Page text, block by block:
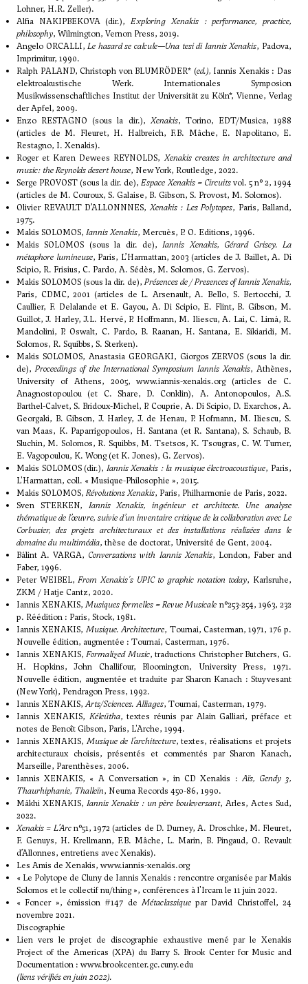
Lohner, H.R. Zeller).
Alfia NAKIPBEKOVA (dir.),Exploring Xenakis : performance, practice,
philosophy, Wilmington, Vernon Press, 2019.
Angelo ORCALLI,Le hasard se calcule—Una tesi di Iannis Xenakis, Padova,
Imprimitur, 1990.
Ralph PALAND, Christoph von BLUMRÖDER* (ed.), Iannis Xenakis : Das
elektroakustische Werk. Internationales Symposion
Musikwissenschaftliches Institut der Universität zu Köln*, Vienne, Verlag
der Apfel, 2009.
Enzo RESTAGNO (sous la dir.),Xenakis, Torino, EDT/Musica, 1988
(articles de M. Fleuret, H. Halbreich, F.B. Mâche, E. Napolitano, E.
Restagno, I. Xenakis).
Roger et Karen Dewees REYNOLDS,Xenakis creates in architecture and
music: the Reynolds desert house, New York, Routledge, 2022.
Serge PROVOST (sous la dir. de),Espace Xenakis = Circuitsvol. 5 n° 2, 1994
(articles de M. Couroux, S. Galaise, B. Gibson, S. Provost, M. Solomos).
Olivier REVAULT D’ALLONNNES,Xenakis : Les Polytopes, Paris, Balland,
1975.
Makis SOLOMOS, Iannis Xenakis, Mercuès, P. O. Editions, 1996.
Makis SOLOMOS (sous la dir. de),Iannis Xenakis, Gérard Grisey. La
métaphore lumineuse, Paris, L’Harmattan, 2003 (articles de J. Baillet, A. Di
Scipio, R. Frisius, C. Pardo, A. Sédès, M. Solomos, G. Zervos).
Makis SOLOMOS (sous la dir. de),Présences de / Presences of Iannis Xenakis,
Paris, CDMC, 2001 (articles de L. Arsenault, A. Bello, S. Bertocchi, J.
Caullier, F. Delalande et E. Gayou, A. Di Scipio, E. Flint, B. Gibson, M.
Guillot, J. Harley, J.L. Hervé, P. Hoffmann, M. Iliescu, A. Lai, C. Limá, R.
Mandolini, P. Oswalt, C. Pardo, B. Raanan, H. Santana, E. Sikiaridi, M.
Solomos, R. Squibbs, S. Sterken).
Makis SOLOMOS, Anastasia GEORGAKI, Giorgos ZERVOS (sous la dir.
de),Proceedings of the International Symposium Iannis Xenakis, Athènes,
University of Athens, 2005,www.iannis-xenakis.org(articles de C.
Anagnostopoulou (et C. Share, D. Conklin), A. Antonopoulos, A.S.
Barthel-Calvet, S. Bridoux-Michel, P. Couprie, A. Di Scipio, D. Exarchos, A.
Georgaki, B. Gibson, J. Harley, J. de Henau, P. Hofmann, M. Iliescu, S.
van Maas, K. Paparrigopoulos, H. Santana (et R. Santana), S. Schaub, B.
Sluchin, M. Solomos, R. Squibbs, M. Tsetsos, K. Tsougras, C. W. Turner,
E. Vagopoulou, K. Wong (et K. Jones), G. Zervos).
Makis SOLOMOS (dir.), Iannis Xenakis : la musique électroacoustique, Paris,
L'Harmattan, coll. « Musique-Philosophie », 2015.
Makis SOLOMOS, Révolutions Xenakis, Paris, Philharmonie de Paris, 2022.
Sven STERKEN, Iannis Xenakis, ingénieur et architecte. Une analyse
thématique de l’œuvre, suivie d’un inventaire critique de la collaboration avec Le
Corbusier, des projets architecturaux et des installations réalisées dans le
domaine du multimédia, thèse de doctorat, Université de Gent, 2004.
Bálint A. VARGA, Conversations with Iannis Xenakis, London, Faber and
Faber, 1996.
Peter WEIBEL,From Xenakis's UPIC to graphic notation today, Karlsruhe,
ZKM / Hatje Cantz, 2020.
Iannis XENAKIS,Musiques formelles = Revue Musicale n°253-254, 1963, 232
p. Réédition : Paris, Stock, 1981.
Iannis XENAKIS, Musique. Architecture, Tournai, Casterman, 1971, 176 p.
Nouvelle édition, augmentée : Tournai, Casterman, 1976.
Iannis XENAKIS,Formalized Music, traductions Christopher Butchers, G.
H. Hopkins, John Challifour, Bloomington, University Press, 1971.
Nouvelle édition, augmentée et traduite par Sharon Kanach : Stuyvesant
(New York), Pendragon Press, 1992.
Iannis XENAKIS,Arts/Sciences. Alliages, Tournai, Casterman, 1979.
Iannis XENAKIS, Kéleütha, textes réunis par Alain Galliari, préface et
notes de Benoît Gibson, Paris, L'Arche, 1994.
Iannis XENAKIS, Musique de l’architecture, textes, réalisations et projets
architecturaux choisis, présentés et commentés par Sharon Kanach,
Marseille, Parenthèses, 2006.
Iannis XENAKIS, « A Conversation », in CD Xenakis :Aïs, Gendy 3,
Thaurhiphanie, Thalleïn, Neuma Records 450-86, 1990.
Mâkhi XENAKIS, Iannis Xenakis : un père bouleversant, Arles, Actes Sud,
2022.
Xenakis = L’Arcn°51, 1972 (articles de D. Durney, A. Droschke, M. Fleuret,
F. Genuys, H. Krellmann, F.B. Mâche, L. Marin, B. Pingaud, O. Revault
d’Allonnes, entretiens avec Xenakis).
Les Amis de Xenakis, www.iannis-xenakis.org
« Le Polytope de Cluny de Iannis Xenakis : rencontre organisée par Makis
Solomos et le collectif nu/thing», conférences à l'Ircam le 11 juin 2022.
« Foncer», émission #147 de Métaclassiquepar David Christoffel, 24
novembre 2021.
Discographie
Lien vers le projet de discographie exhaustive mené par le Xenakis
Project of the Americas (XPA) du Barry S. Brook Center for Music and
Documentation : www.brookcenter.gc.cuny.edu
(liens vérifiés en juin 2022).